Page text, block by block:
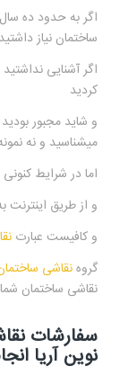
اگر به حدود ده
ساختمان نیاز داشتید
اگر آشنایی
کردید
و شاید مجبور
میشناسید و نه
اما در شرایط
و از طریق
و کافیست عبارت
گروهنقاشی
نقاشی ساختمان
سفارشات
نوین آریا